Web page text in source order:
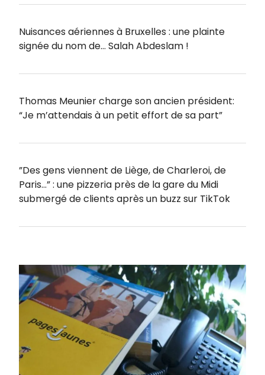
Nuisances aériennes à Bruxelles : une plainte
signée du nom de… Salah Abdeslam !
Thomas Meunier charge son ancien président:
“Je m’attendais à un petit effort de sa part”
”Des gens viennent de Liège, de Charleroi, de
Paris…” : une pizzeria près de la gare du Midi
submergé de clients après un buzz sur TikTok